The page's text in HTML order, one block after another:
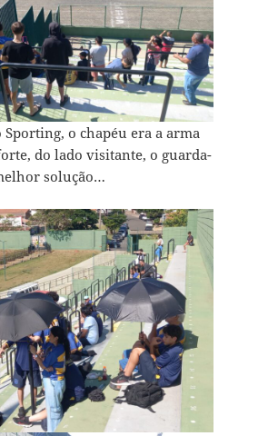
Sporting, o chapéu era a arma
do lado visitante, o guarda-
solução…